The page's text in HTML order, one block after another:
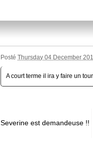
PostéThursday 04 December
A court terme il ira y faire un
Severine est demandeuse